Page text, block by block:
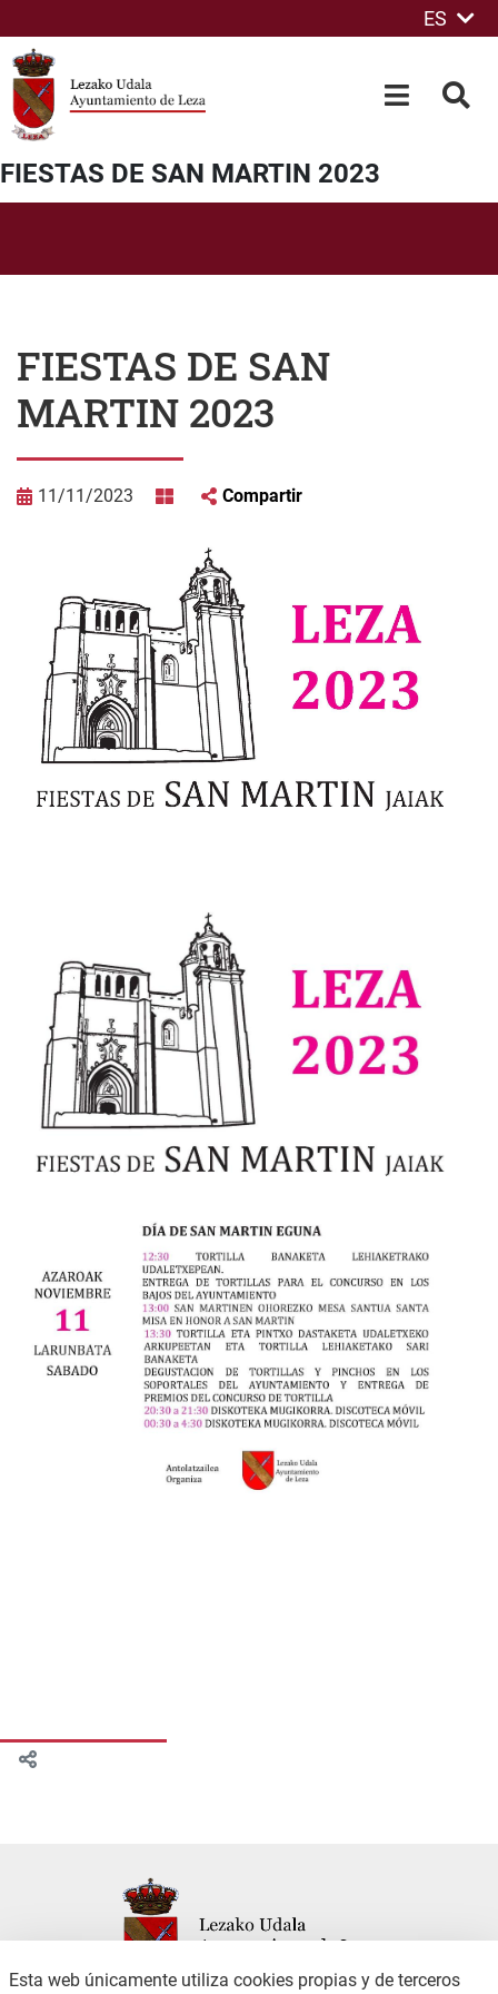
ES
OPEN-
FIESTAS DE SAN MARTIN 2023
FIESTAS DE SAN
MARTIN 2023
11/11/2023 Compartir
Esta web únicamente utiliza cookies propias y de terceros